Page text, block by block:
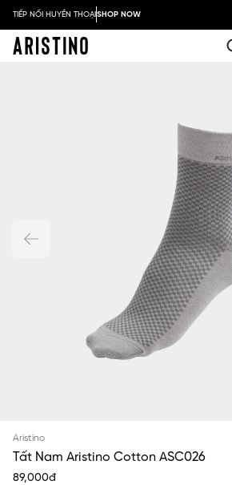
TIẾP NỐI HUYỀN THOẠISHOP NOW
Aristino
Tất Nam Aristino Cotton ASC026
89,000đ